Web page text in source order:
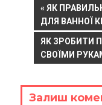
по
записям
PREVIOUS
POST:
ЯК
ДЛЯ ВАННОЇ
NEXT
POST:
ЯК ЗРОБИТИ
СВОЇМИ
Залиш